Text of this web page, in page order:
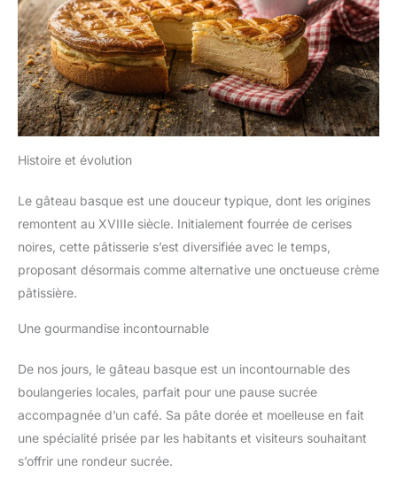
Histoire et évolution
Le gâteau basque est une douceur typique, dont les origines
remontent au XVIIIe siècle. Initialement fourrée de cerises
noires, cette pâtisserie s’est diversifiée avec le temps,
proposant désormais comme alternative une onctueuse crème
pâtissière.
Une gourmandise incontournable
De nos jours, le gâteau basque est un incontournable des
boulangeries locales, parfait pour une pause sucrée
accompagnée d’un café. Sa pâte dorée et moelleuse en fait
une spécialité prisée par les habitants et visiteurs souhaitant
s’offrir une rondeur sucrée.